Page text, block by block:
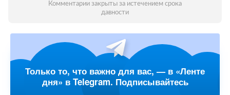
Комментарии закрыты за истечением срока
давности
Только то, что важно для вас, — в «Ленте
дня» в Telegram. Подписывайтесь